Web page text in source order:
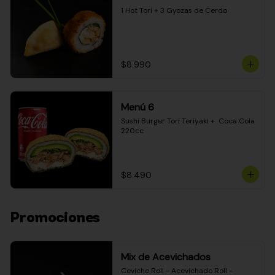
1 Hot Tori + 3 Gyozas de Cerdo
$8.990
Menú 6
Sushi Burger Tori Teriyaki +  Coca Cola
220cc
$8.490
Promociones
Mix de Acevichados
Ceviche Roll - Acevichado Roll -